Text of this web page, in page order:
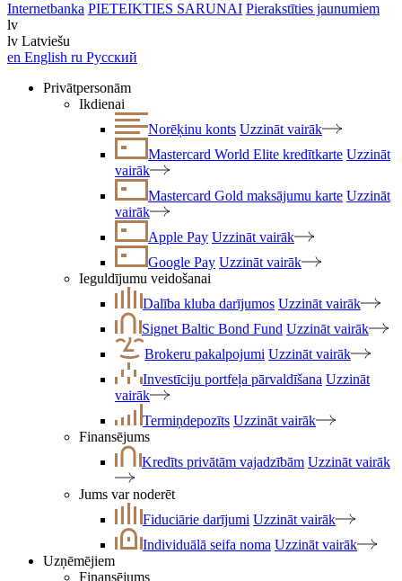
Internetbanka PIETEIKTIES SARUNAI Pierakstīties jaunumiem
lv
lv Latviešu
en English ru Русский
Privātpersonām
Ikdienai
Norēķinu konts Uzzināt vairāk
Mastercard World Elite kredītkarte Uzzināt
vairāk
Mastercard Gold maksājumu karte Uzzināt
vairāk
Apple Pay Uzzināt vairāk
Google Pay Uzzināt vairāk
Ieguldījumu veidošanai
Dalība kluba darījumos Uzzināt vairāk
Signet Baltic Bond Fund Uzzināt vairāk
Brokeru pakalpojumi Uzzināt vairāk
Investīciju portfeļa pārvaldīšana Uzzināt
vairāk
Termiņdepozīts Uzzināt vairāk
Finansējums
Kredīts privātām vajadzībām Uzzināt vairāk
Jums var noderēt
Fiduciārie darījumi Uzzināt vairāk
Individuālā seifa noma Uzzināt vairāk
Uzņēmējiem
Finansējums